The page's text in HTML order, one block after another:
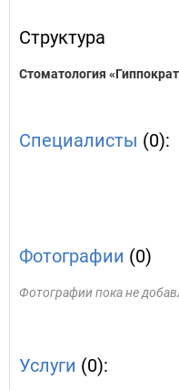
Структура
Стоматология
Специалисты (0):
Фотографии (0)
Фотографии пока не
Услуги (0):